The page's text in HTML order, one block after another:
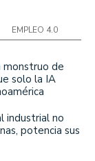
EMPLEO 4.0
monstruo de
solo la IA
industrial no
potencia sus